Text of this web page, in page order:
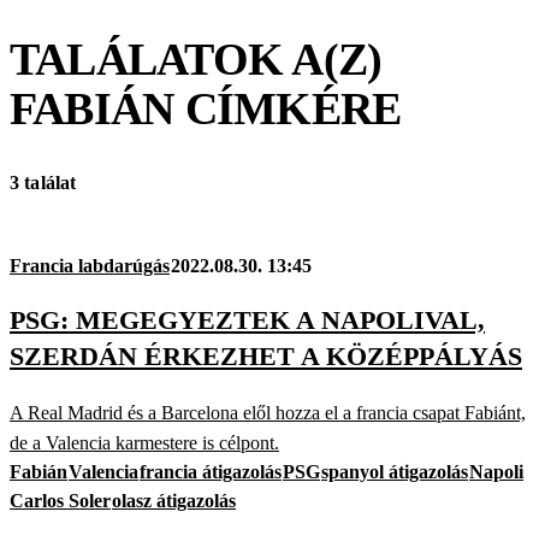
TALÁLATOK A(Z)
FABIÁNCÍMKÉRE
3 találat
Francia labdarúgás2022.08.30. 13:45
PSG: MEGEGYEZTEK A NAPOLIVAL,
SZERDÁN ÉRKEZHET A KÖZÉPPÁLYÁS
A Real Madrid és a Barcelona elől hozza el a francia csapat Fabiánt,
de a Valencia karmestere is célpont.
FabiánValenciafrancia átigazolásPSGspanyol átigazolásNapoli
Carlos Solerolasz átigazolás